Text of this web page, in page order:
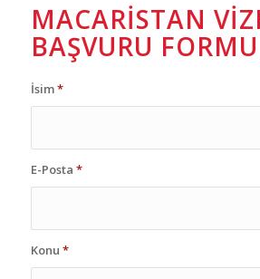
MACARISTAN
BAŞVURU FORMU
İsim*
E-Posta *
Konu *